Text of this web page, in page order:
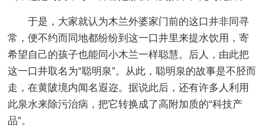
于是，大家就认为木兰外婆家门前的这口井非同寻
常，便不约而同地都纷纷到这一口井里来提水饮用，寄
希望自己的孩子也能同小木兰一样聪慧。后人，由此把
这一口井取名为“聪明泉”。从此，聪明泉的故事是不胫而
走，在黄陂境内闻名遐迩。据说此后，还有许多人利用
此泉水来除污治病，把它转换成了高附加质的“科技产
品”。